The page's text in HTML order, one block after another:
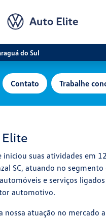
do Sul
Contato Trabalhe
iniciou suas atividades em
SC, atuando no segmento
e serviços ligados
automotivo.
nossa atuação no mercado